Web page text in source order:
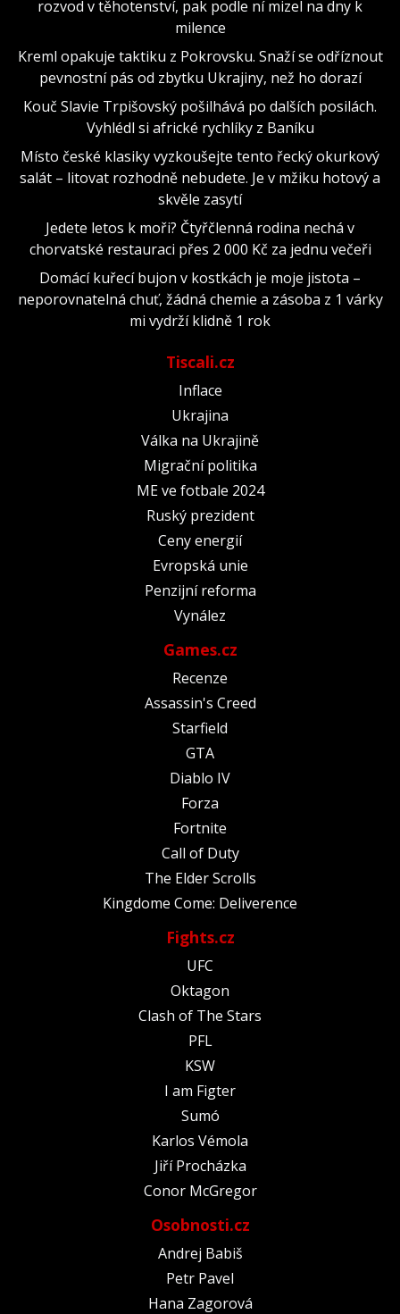
rozvod v těhotenství, pak podle ní mizel na dny k
milence
Kreml opakuje taktiku z Pokrovsku. Snaží se odříznout
pevnostní pás od zbytku Ukrajiny, než ho dorazí
Kouč Slavie Trpišovský pošilhává po dalších posilách.
Vyhlédl si africké rychlíky z Baníku
Místo české klasiky vyzkoušejte tento řecký okurkový
salát – litovat rozhodně nebudete. Je v mžiku hotový a
skvěle zasytí
Jedete letos k moři? Čtyřčlenná rodina nechá v
chorvatské restauraci přes 2 000 Kč za jednu večeři
Domácí kuřecí bujon v kostkách je moje jistota –
neporovnatelná chuť, žádná chemie a zásoba z 1 várky
mi vydrží klidně 1 rok
Tiscali.cz
Inflace
Ukrajina
Válka na Ukrajině
Migrační politika
ME ve fotbale 2024
Ruský prezident
Ceny energií
Evropská unie
Penzijní reforma
Vynález
Games.cz
Recenze
Assassin's Creed
Starfield
GTA
Diablo IV
Forza
Fortnite
Call of Duty
The Elder Scrolls
Kingdome Come: Deliverence
Fights.cz
UFC
Oktagon
Clash of The Stars
PFL
KSW
I am Figter
Sumó
Karlos Vémola
Jiří Procházka
Conor McGregor
Osobnosti.cz
Andrej Babiš
Petr Pavel
Hana Zagorová